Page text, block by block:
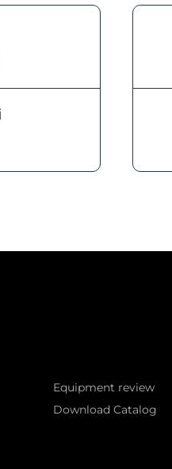
Equipment review
Download Catalog